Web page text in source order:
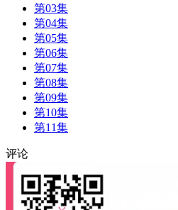
第03集
第04集
第05集
第06集
第07集
第08集
第09集
第10集
第11集
评论